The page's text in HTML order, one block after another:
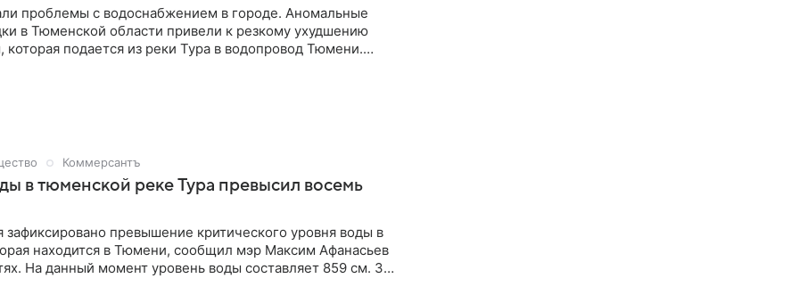
проблемы с водоснабжением в городе. Аномальные
в Тюменской области привели к резкому ухудшению
которая подается из реки Тура в водопровод Тюмени.
нормативам и ее можно пить, несмотря на запах и цвет.
области возбудил по факту жалоб жителей уголовное
в Туре продолжает подниматься.
Коммерсантъ
в тюменской реке Тура превысил восемь
превышение критического уровня воды в
находится в Тюмени, сообщил мэр Максим Афанасьев
На данный момент уровень воды составляет 859 см. За